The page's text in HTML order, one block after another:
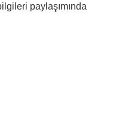
paylaşımında